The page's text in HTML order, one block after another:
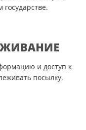
и доступ к
посылку.